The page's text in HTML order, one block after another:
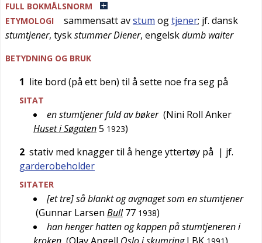
FULL BOKMÅLSNORM
ETYMOLOGI
sammensatt avstum ogtjener; jf. dansk
stumtjener, tyskstummer Diener, engelskdumb waiter
BETYDNING OG BRUK
1 lite bord (på ett ben) til å sette noe fra seg på
SITAT
en stumtjener fuld av bøker (Nini Roll Anker
Huset i Søgaten5 1923)
2 stativ med knagger til å henge yttertøy på | jf.
garderobeholder
SITATER
[et tre] så blankt og avgnaget som en stumtjener
(Gunnar Larsen Bull 77 1938)
han henger hatten og kappen på stumtjeneren i